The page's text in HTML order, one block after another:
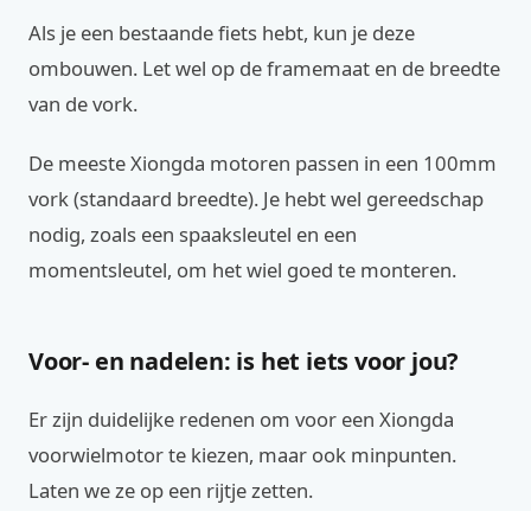
Als je een bestaande fiets hebt, kun je deze
ombouwen. Let wel op de framemaat en de breedte
van de vork.
De meeste Xiongda motoren passen in een 100mm
vork (standaard breedte). Je hebt wel gereedschap
nodig, zoals een spaaksleutel en een
momentsleutel, om het wiel goed te monteren.
Voor- en nadelen: is het iets voor jou?
Er zijn duidelijke redenen om voor een Xiongda
voorwielmotor te kiezen, maar ook minpunten.
Laten we ze op een rijtje zetten.